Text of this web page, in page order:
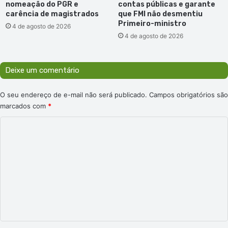
nomeação do PGR e
carência de magistrados
4 de agosto de 2026
contas públicas e garante
que FMI não desmentiu
Primeiro-ministro
4 de agosto de 2026
Deixe um comentário
O seu endereço de e-mail não será publicado. Campos obrigatórios são
marcados com *